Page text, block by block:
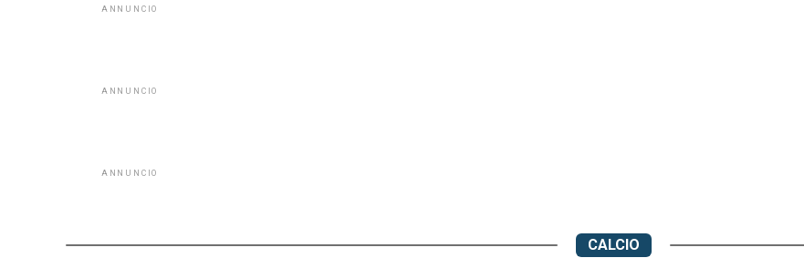
ANNUNCIO
ANNUNCIO
ANNUNCIO
CALCIO